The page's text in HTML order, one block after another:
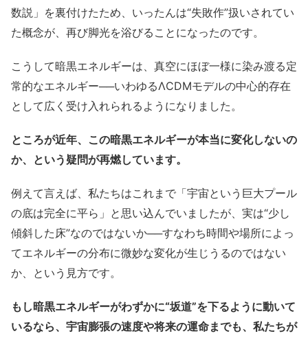
数説」を裏付けたため、いったんは“失敗作”扱いされてい
た概念が、再び脚光を浴びることになったのです。
こうして暗黒エネルギーは、真空にほぼ一様に染み渡る定
常的なエネルギー──いわゆるΛCDMモデルの中心的存在
として広く受け入れられるようになりました。
ところが近年、この暗黒エネルギーが本当に変化しないの
か、という疑問が再燃しています。
例えて言えば、私たちはこれまで「宇宙という巨大プール
の底は完全に平ら」と思い込んでいましたが、実は“少し
傾斜した床”なのではないか──すなわち時間や場所によっ
てエネルギーの分布に微妙な変化が生じうるのではない
か、という見方です。
もし暗黒エネルギーがわずかに“坂道”を下るように動いて
いるなら、宇宙膨張の速度や将来の運命までも、私たちが